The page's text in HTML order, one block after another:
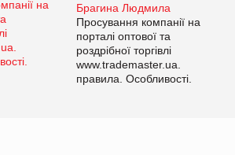
Брагина Людмила
Просування компанії на
порталі оптової та
роздрібної торгівлі
www.trademaster.ua.
правила. Особливості.